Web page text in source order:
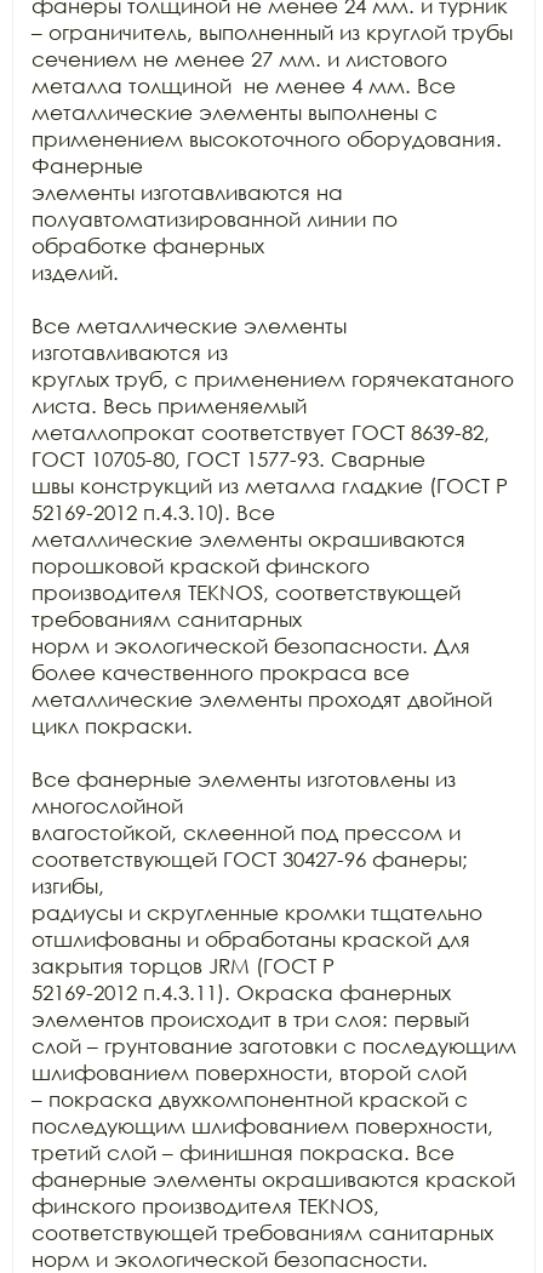
фанеры толщиной не менее 24 мм. и турник
– ограничитель, выполненный из круглой трубы
сечением не менее 27 мм. и листового
металла толщиной  не менее 4 мм. Все
металлические элементы выполнены с
применением высокоточного оборудования.
Фанерные
элементы изготавливаются на
полуавтоматизированной линии по
обработке фанерных
изделий.
Все металлические элементы
изготавливаются из
круглых труб, с применением горячекатаного
листа. Весь применяемый
металлопрокат соответствует ГОСТ 8639-82,
ГОСТ 10705-80, ГОСТ 1577-93. Сварные
швы конструкций из металла гладкие (ГОСТ Р
52169-2012 п.4.3.10). Все
металлические элементы окрашиваются
порошковой краской финского
производителя TEKNOS, соответствующей
требованиям санитарных
норм и экологической безопасности. Для
более качественного прокраса все
металлические элементы проходят двойной
цикл покраски.
Все фанерные элементы изготовлены из
многослойной
влагостойкой, склеенной под прессом и
соответствующей ГОСТ 30427-96 фанеры;
изгибы,
радиусы и скругленные кромки тщательно
отшлифованы и обработаны краской для
закрытия торцов JRM (ГОСТ Р
52169-2012 п.4.3.11). Окраска фанерных
элементов происходит в три слоя: первый
слой – грунтование заготовки с последующим
шлифованием поверхности, второй слой
– покраска двухкомпонентной краской с
последующим шлифованием поверхности,
третий слой – финишная покраска. Все
фанерные элементы окрашиваются краской
финского производителя TEKNOS,
соответствующей требованиям санитарных
норм и экологической безопасности.